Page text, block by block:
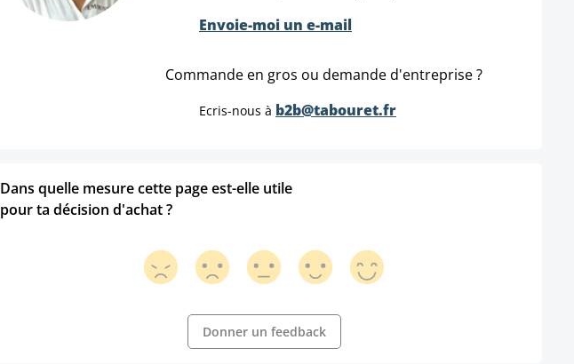
Envoie-moi un e-mail
Commande en gros ou demande d'entreprise ?
Ecris-nous à b2b@tabouret.fr
Dans quelle mesure cette page est-elle utile
pour ta décision d'achat ?
Donner un feedback